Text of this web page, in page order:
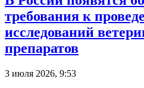
требования к
исследований
препаратов
3 июля 2026, 9:53